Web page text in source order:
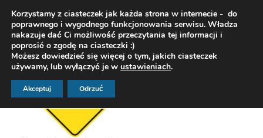
Przejdź
do
nawigacji
Przejdź
do
treści
Menu
Korzystamy z ciasteczek jak każda strona w internecie - do
poprawnego i wygodnego funkcjonowania serwisu. Władza
nakazuje dać Ci możliwość przeczytania tej informacji i
poprosić o zgodę na ciasteczki :)
Możesz dowiedzieć się więcej o tym, jakich ciasteczek
używamy, lub wyłączyć je w ustawieniach.
Akceptuj Odrzuć